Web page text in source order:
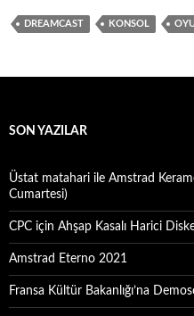
b
o
to
o
ail ar
DREAMCAST KONSOL
SON YAZILAR
Üstat matahari ile Amstrad
Cumartesi)
CPC için Ahşap Kasalı Harici
Amstrad Eterno 2021
Fransa Kültür Bakanlığı’na